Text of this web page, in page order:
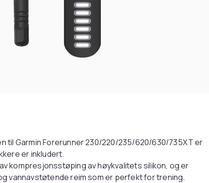
til Garmin Forerunner 230/220/235/620/630/735XT er
er inkludert.
kompresjonsstøping av høykvalitets silikon, og er
vannavstøtende reim som er perfekt for trening.